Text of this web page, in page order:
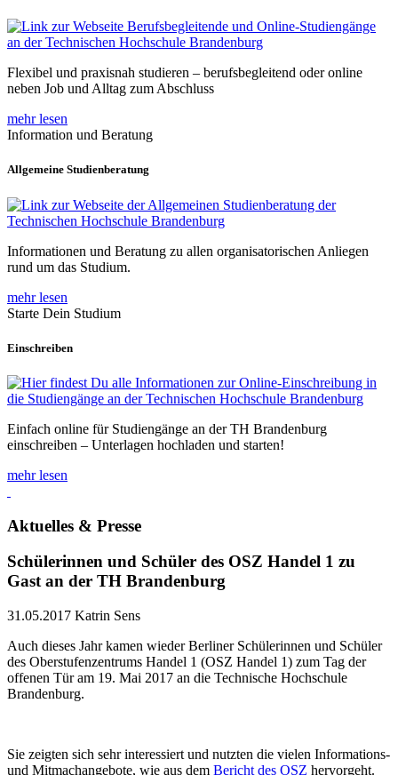
Flexibel und praxisnah studieren – berufsbegleitend oder online
neben Job und Alltag zum Abschluss
mehr lesen
Information und Beratung
Allgemeine Studienberatung
Informationen und Beratung zu allen organisatorischen Anliegen
rund um das Studium.
mehr lesen
Starte Dein Studium
Einschreiben
Einfach online für Studiengänge an der TH Brandenburg
einschreiben – Unterlagen hochladen und starten!
mehr lesen
Aktuelles & Presse
Schülerinnen und Schüler des OSZ Handel 1 zu
Gast an der TH Brandenburg
31.05.2017 Katrin Sens
Auch dieses Jahr kamen wieder Berliner Schülerinnen und Schüler
des Oberstufenzentrums Handel 1 (OSZ Handel 1) zum Tag der
offenen Tür am 19. Mai 2017 an die Technische Hochschule
Brandenburg.
Sie zeigten sich sehr interessiert und nutzten die vielen Informations-
und Mitmachangebote, wie aus dem Bericht des OSZ hervorgeht.